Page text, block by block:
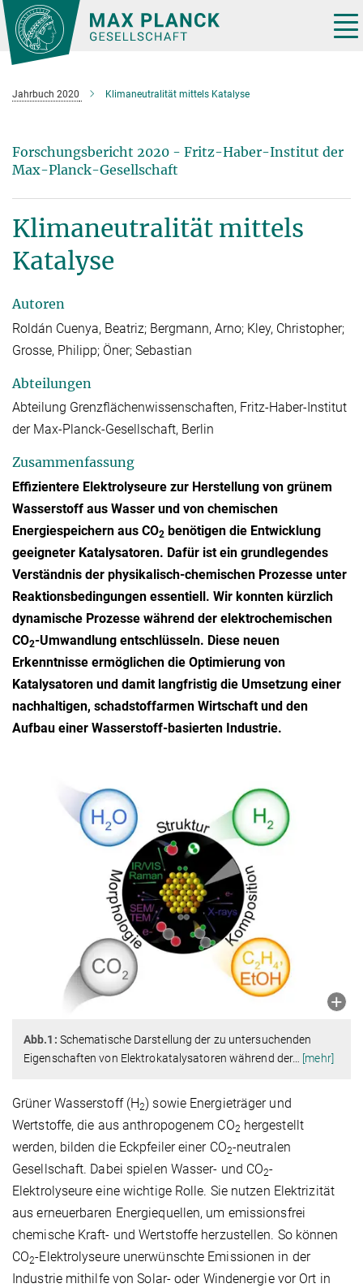
Hauptinhalt
Jahrbuch 2020 Klimaneutralität mittels Katalyse
Forschungsbericht 2020 - Fritz-Haber-Institut der
Max-Planck-Gesellschaft
Klimaneutralität mittels
Katalyse
Autoren
Roldán Cuenya, Beatriz; Bergmann, Arno; Kley, Christopher;
Grosse, Philipp; Öner; Sebastian
Abteilungen
Abteilung Grenzflächenwissenschaften, Fritz-Haber-Institut
der Max-Planck-Gesellschaft, Berlin
Zusammenfassung
Effizientere Elektrolyseure zur Herstellung von grünem
Wasserstoff aus Wasser und von chemischen
Energiespeichern aus CO2 benötigen die Entwicklung
geeigneter Katalysatoren. Dafür ist ein grundlegendes
Verständnis der physikalisch-chemischen Prozesse unter
Reaktionsbedingungen essentiell. Wir konnten kürzlich
dynamische Prozesse während der elektrochemischen
CO2-Umwandlung entschlüsseln. Diese neuen
Erkenntnisse ermöglichen die Optimierung von
Katalysatoren und damit langfristig die Umsetzung einer
nachhaltigen, schadstoffarmen Wirtschaft und den
Aufbau einer Wasserstoff-basierten Industrie.
Abb.1: Schematische Darstellung der zu untersuchenden
Eigenschaften von Elektrokatalysatoren während der… [mehr]
Grüner Wasserstoff (H2) sowie Energieträger und
Wertstoffe, die aus anthropogenem CO2 hergestellt
werden, bilden die Eckpfeiler einer CO2-neutralen
Gesellschaft. Dabei spielen Wasser- und CO2-
Elektrolyseure eine wichtige Rolle. Sie nutzen Elektrizität
aus erneuerbaren Energiequellen, um emissionsfrei
chemische Kraft- und Wertstoffe herzustellen. So können
CO2-Elektrolyseure unerwünschte Emissionen in der
Industrie mithilfe von Solar- oder Windenergie vor Ort in